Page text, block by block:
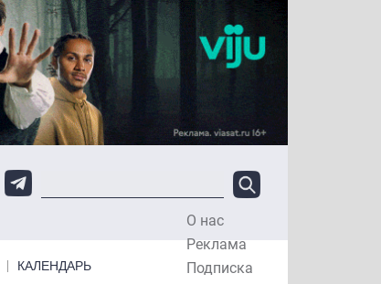
О нас
Реклама
Подписка
КАЛЕНДАРЬ